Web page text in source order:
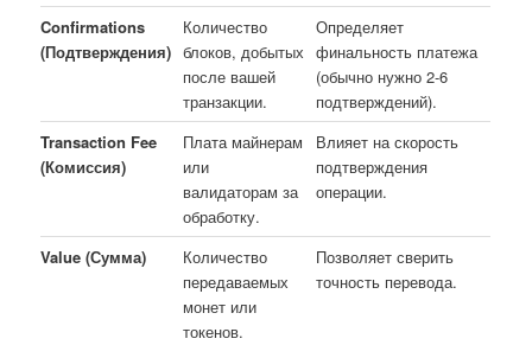
Confirmations
(Подтверждения)
Количество
блоков, добытых
после вашей
транзакции.
Определяет
финальность платежа
(обычно нужно 2-6
подтверждений).
Transaction Fee
(Комиссия)
Плата майнерам
или
валидаторам за
обработку.
Влияет на скорость
подтверждения
операции.
Value (Сумма)
Количество
передаваемых
монет или
токенов.
Позволяет сверить
точность перевода.